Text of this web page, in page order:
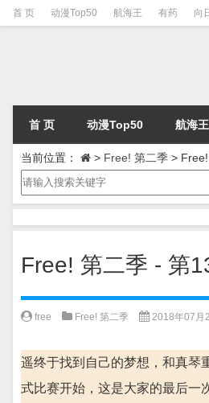
首 页 动漫Top50 航海王 有药 向
首 页 动漫Top50 航海王
当前位置： > Free! 第二季 >
Free! 第二季 - 第
free Free! 第二季 2018年07月
遥终于找到自己的梦想，和真琴
式比赛开始，这是大家的最后一